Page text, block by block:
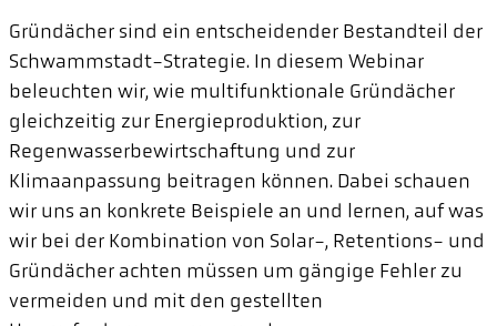
Gründächer sind ein entscheidender Bestandteil der
Schwammstadt-Strategie. In diesem Webinar
beleuchten wir, wie multifunktionale Gründächer
gleichzeitig zur Energieproduktion, zur
Regenwasserbewirtschaftung und zur
Klimaanpassung beitragen können. Dabei schauen
wir uns an konkrete Beispiele an und lernen, auf was
wir bei der Kombination von Solar-, Retentions- und
Gründächer achten müssen um gängige Fehler zu
vermeiden und mit den gestellten